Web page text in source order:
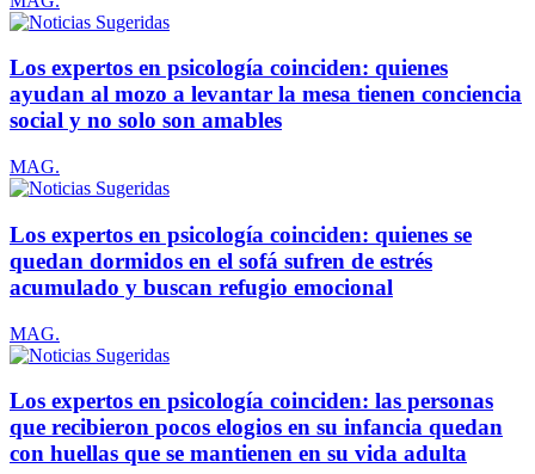
Los expertos en psicología coinciden: quienes
ayudan al mozo a levantar la mesa tienen conciencia
social y no solo son amables
MAG.
Los expertos en psicología coinciden: quienes se
quedan dormidos en el sofá sufren de estrés
acumulado y buscan refugio emocional
MAG.
Los expertos en psicología coinciden: las personas
que recibieron pocos elogios en su infancia quedan
con huellas que se mantienen en su vida adulta